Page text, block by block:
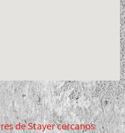
de Stayer cercanos